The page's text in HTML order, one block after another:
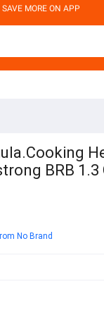
SAVE MORE ON APP
BRB 1.3
No Brand